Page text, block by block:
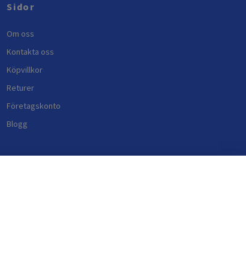
Sidor
Om oss
Kontakta oss
Köpvillkor
Returer
Företagskonto
Blogg